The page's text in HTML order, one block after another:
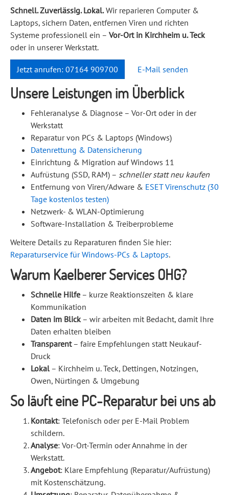
Schnell. Zuverlässig. Lokal.Wir reparieren Computer &
Laptops, sichern Daten, entfernen Viren und richten
Systeme professionell ein – Vor-Ort in Kirchheim u. Teck
oder in unserer Werkstatt.
Jetzt anrufen: 07164 909700 E-Mail senden
Unsere Leistungen im Überblick
Fehleranalyse & Diagnose – Vor-Ort oder in der
Werkstatt
Reparatur von PCs & Laptops (Windows)
Datenrettung & Datensicherung
Einrichtung & Migration auf Windows 11
Aufrüstung (SSD, RAM) – schneller statt neu kaufen
Entfernung von Viren/Adware & ESET Virenschutz (30
Tage kostenlos testen)
Netzwerk- & WLAN-Optimierung
Software-Installation & Treiberprobleme
Weitere Details zu Reparaturen finden Sie hier:
Reparaturservice für Windows-PCs & Laptops.
Warum Kaelberer Services OHG?
Schnelle Hilfe – kurze Reaktionszeiten & klare
Kommunikation
Daten im Blick– wir arbeiten mit Bedacht, damit Ihre
Daten erhalten bleiben
Transparent– faire Empfehlungen statt Neukauf-
Druck
Lokal– Kirchheim u. Teck, Dettingen, Notzingen,
Owen, Nürtingen & Umgebung
So läuft eine PC-Reparatur bei uns ab
Kontakt: Telefonisch oder per E-Mail Problem
schildern.
Analyse: Vor-Ort-Termin oder Annahme in der
Werkstatt.
Angebot: Klare Empfehlung (Reparatur/Aufrüstung)
mit Kostenschätzung.